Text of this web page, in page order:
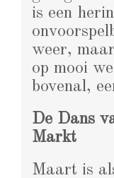
is een
weer,
op mooi
bovenal,
De Dans
Markt
Maart is